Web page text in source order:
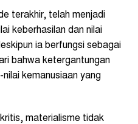
terakhir, telah menjadi
keberhasilan dan nilai
ia berfungsi sebagai
bahwa ketergantungan
kemanusiaan yang
materialisme tidak